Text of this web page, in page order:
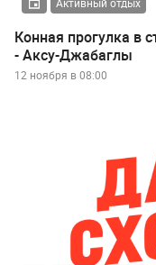
Конная прогулка в
- Аксу-Джабаглы
12 ноября в 08:00